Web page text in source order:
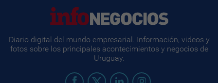
Diario digital del mundo empresarial. Información, videos y
fotos sobre los principales acontecimientos y negocios de
Uruguay.